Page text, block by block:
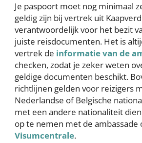
Je paspoort moet nog minimaal
geldig zijn bij vertrek uit
verantwoordelijk voor het bezit
juiste reisdocumenten. Het is
vertrek de informatie van de
checken, zodat je zeker weten
geldige documenten beschikt.
richtlijnen gelden voor reizigers
Nederlandse of Belgische
met een andere nationaliteit
op te nemen met de ambassade
Visumcentrale.